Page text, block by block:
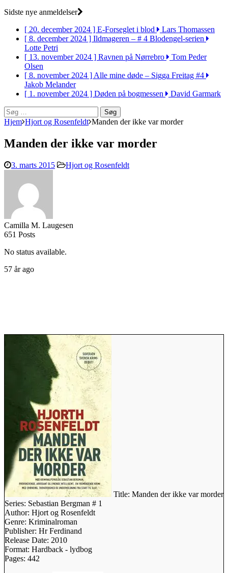
Sidste nye anmeldelser
[ 20. december 2024 ] E-Forseglet i blod
Lars Thomassen
[ 8. december 2024 ] Ildmageren – # 4 Blodengel-serien
Lotte Petri
[ 13. november 2024 ] Ravnen på Nørrebro
Tom Peder
Olsen
[ 8. november 2024 ]Alle mine døde – Sigga Freitag #4
Jakob Melander
[ 1. november 2024 ] Døden på bogmessen
David Garmark
Søg
efter:
Hjem Hjort og Rosenfeldt Manden der ikke var morder
Manden der ikke var morder
3. marts 2015 Hjort og Rosenfeldt
Camilla M. Laugesen
651 Posts
No status available.
57 år ago
Title: Manden der ikke var morder
Series: Sebastian Bergman # 1
Author: Hjort og Rosenfeldt
Genre: Kriminalroman
Publisher: Hr Ferdinand
Release Date: 2010
Format: Hardback - lydbog
Pages: 442